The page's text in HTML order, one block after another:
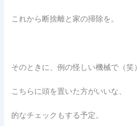
これから断捨離と家の掃除を。
そのときに、例の怪しい機械で（笑）
こちらに頭を置いた方がいいな、
的なチェックもする予定。